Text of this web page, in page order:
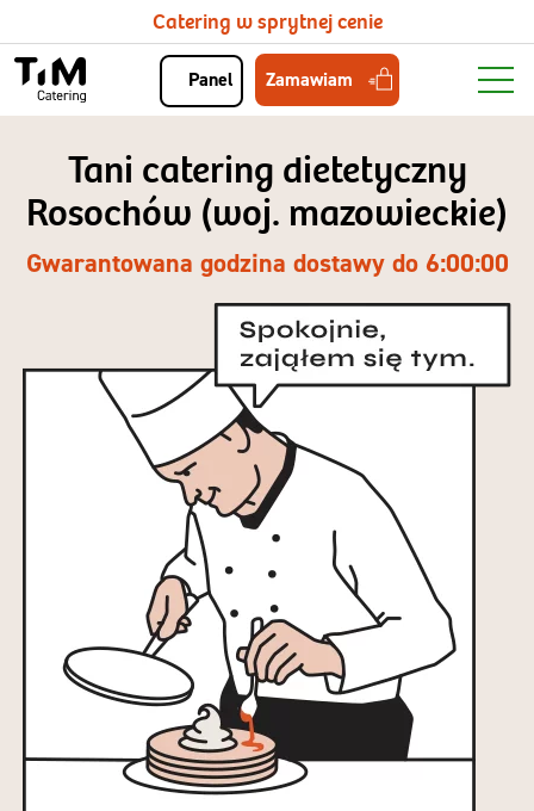
Catering w sprytnej cenie
Panel Zamawiam
Tani catering dietetyczny
Rosochów (woj. mazowieckie)
Gwarantowana godzina dostawy do 6:00:00